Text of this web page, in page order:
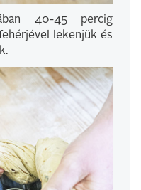
40-45 percig
lekenjük és